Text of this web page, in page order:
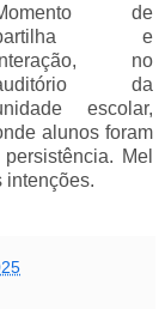
de
e
no
da
escolar,
alunos foram
Mel
intenções.